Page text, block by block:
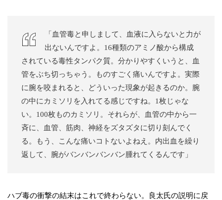
「血管毒と申しまして、血液に入らないと力が
出ないんですよ。16種類のアミノ酸から構成
されている毒性タンパク質。分かりやすくいうと、血
管をぶち切っちゃう。ものすごく痛いんですよ。実際
に腕を咬まれると、どういった現象が起きるのか。腕
の中にカミソリを入れてる感じですね。1枚じゃな
い。100枚ものカミソリ。それらが、血管の中から一
斉に、血管、筋肉、神経をズタズタに切り刻んでく
る。もう、こんな痛いコトないよねえ。内出血を繰り
返して、腕がバンバンバンバン腫れてくるんです」
ハブ毒の衝撃の結末はこれで終わらない。良太氏の説明に戻